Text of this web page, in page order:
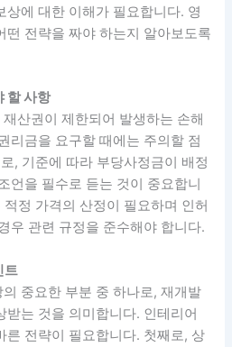
상에 대한 이해가 필요합니다. 영
떤 전략을 짜야 하는지 알아보도록
할 사항
산권이 제한되어 발생하는 손해
리금을 요구할 때에는 주의할 점
, 기준에 따라 부당사정금이 배정
언을 필수로 듣는 것이 중요합니
정 가격의 산정이 필요하며 인허
우 관련 규정을 준수해야 합니다.
트
중요한 부분 중 하나로, 재개발
받는 것을 의미합니다. 인테리어
른 전략이 필요합니다. 첫째로, 상